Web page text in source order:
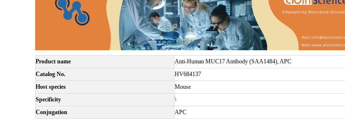
Product name
Anti-Human MUC17 Antibody (SAA1484), APC
Catalog No.
HV684137
Host species
Mouse
Specificity
\
Conjugation
APC